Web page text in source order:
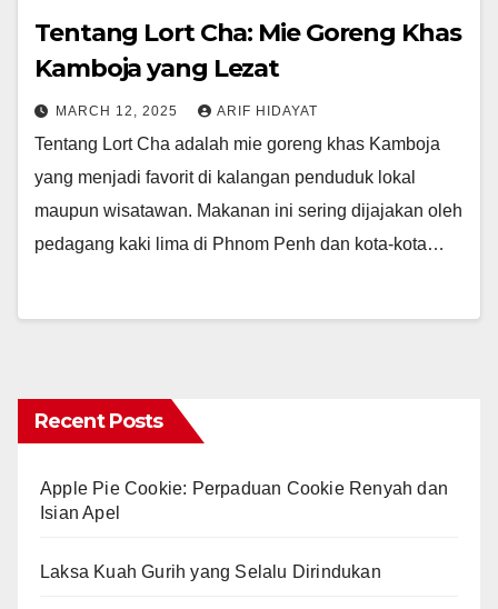
Tentang Lort Cha: Mie Goreng Khas
Kamboja yang Lezat
MARCH 12, 2025 ARIF HIDAYAT
Tentang Lort Cha adalah mie goreng khas Kamboja
yang menjadi favorit di kalangan penduduk lokal
maupun wisatawan. Makanan ini sering dijajakan oleh
pedagang kaki lima di Phnom Penh dan kota-kota…
Recent Posts
Apple Pie Cookie: Perpaduan Cookie Renyah dan
Isian Apel
Laksa Kuah Gurih yang Selalu Dirindukan